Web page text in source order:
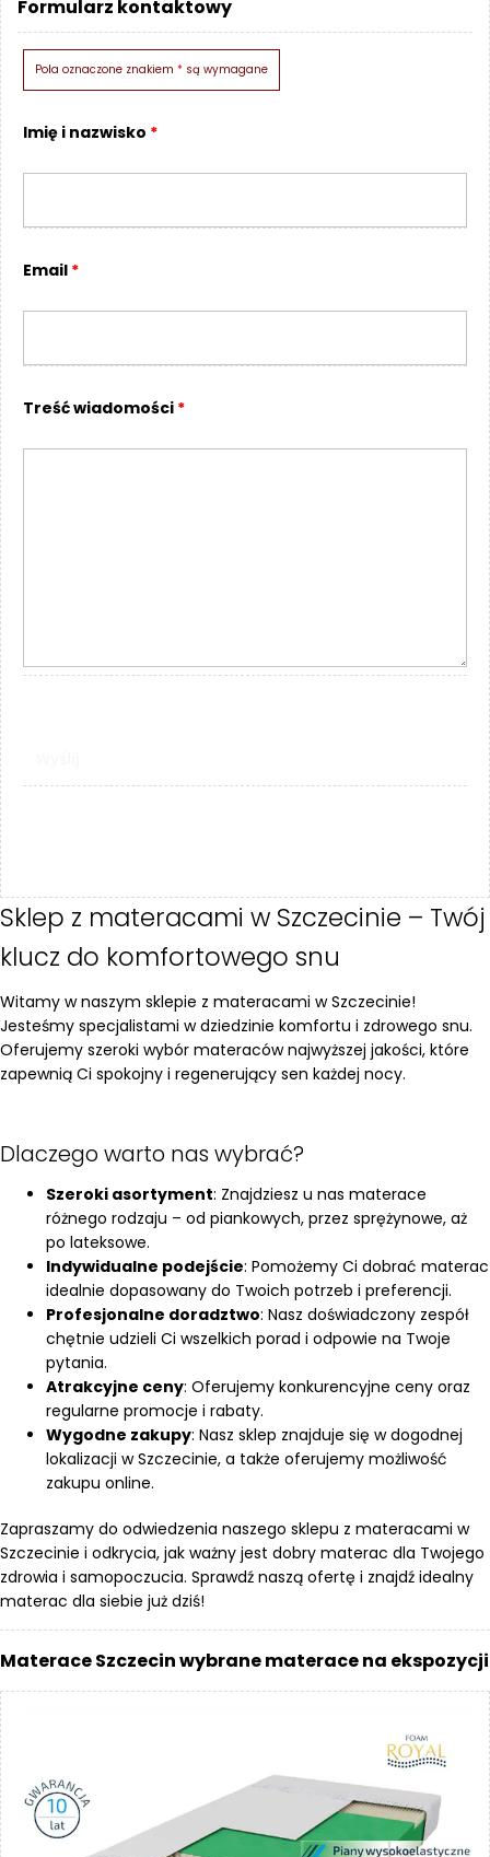
O
N
A
T
B
O
Y
Formularz kontaktowy
Pola oznaczone znakiem * są wymagane
Imię i nazwisko *
Email *
Treść wiadomości *
Sklep z materacami w Szczecinie – Twój
klucz do komfortowego snu
Witamy w naszym sklepie z materacami w Szczecinie!
Jesteśmy specjalistami w dziedzinie komfortu i zdrowego snu.
Oferujemy szeroki wybór materaców najwyższej jakości, które
zapewnią Ci spokojny i regenerujący sen każdej nocy.
Dlaczego warto nas wybrać?
Szeroki asortyment: Znajdziesz u nas materace
różnego rodzaju – od piankowych, przez sprężynowe, aż
po lateksowe.
Indywidualne podejście: Pomożemy Ci dobrać materac
idealnie dopasowany do Twoich potrzeb i preferencji.
Profesjonalne doradztwo: Nasz doświadczony zespół
chętnie udzieli Ci wszelkich porad i odpowie na Twoje
pytania.
Atrakcyjne ceny: Oferujemy konkurencyjne ceny oraz
regularne promocje i rabaty.
Wygodne zakupy: Nasz sklep znajduje się w dogodnej
lokalizacji w Szczecinie, a także oferujemy możliwość
zakupu online.
Zapraszamy do odwiedzenia naszego sklepu z materacami w
Szczecinie i odkrycia, jak ważny jest dobry materac dla Twojego
zdrowia i samopoczucia. Sprawdź naszą ofertę i znajdź idealny
materac dla siebie już dziś!
Materace Szczecin wybrane materace na ekspozycji